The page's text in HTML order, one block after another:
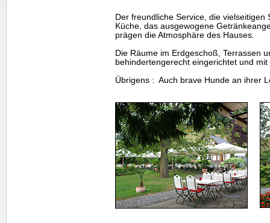
Der freundliche Service, die vielseitigen
Küche, das ausgewogene
prägen die Atmosphäre des Hauses.
Die Räume im Erdgeschoß, Terrassen
behindertengerecht eingerichtet und
Übrigens : Auch brave Hunde an ihrer